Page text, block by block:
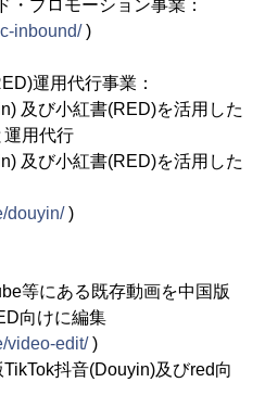
・プロモーション事業：
inbound/)
運用代行事業：
及び小紅書(RED)を活用した
運用代行
及び小紅書(RED)を活用した
douyin/)
等にある既存動画を中国版
向けに編集
video-edit/)
抖音(Douyin)及びred向